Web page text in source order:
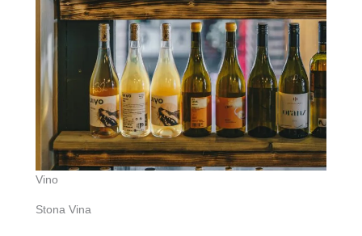
Vino
Stona Vina